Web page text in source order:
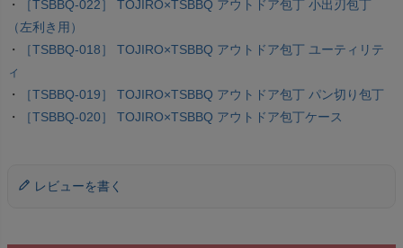
・
［TSBBQ-022］ TOJIRO×TSBBQ アウトドア包丁 小出刃包丁
（左利き用）
・
［TSBBQ-018］ TOJIRO×TSBBQ アウトドア包丁 ユーティリテ
ィ
・
［TSBBQ-019］ TOJIRO×TSBBQ アウトドア包丁 パン切り包丁
・
［TSBBQ-020］ TOJIRO×TSBBQ アウトドア包丁ケース
レビューを書く